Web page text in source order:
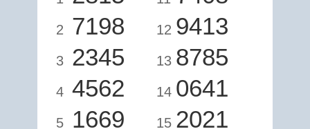
2 7198
3 2345
4 4562
5 1669
12 9413
13 8785
14 0641
15 2021